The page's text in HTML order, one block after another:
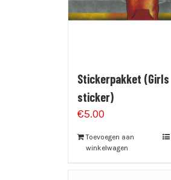
Stickerpakket (Girls
sticker)
€5.00
Toevoegen aan
winkelwagen